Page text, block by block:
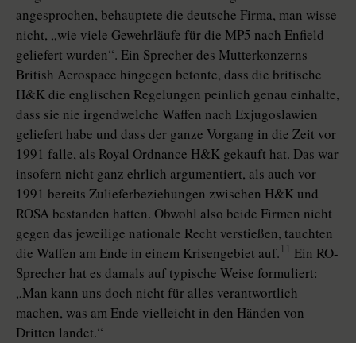
angesprochen, behauptete die deutsche Firma, man wisse
nicht, „wie viele Gewehrläufe für die MP5 nach Enfield
geliefert wurden“. Ein Sprecher des Mutterkonzerns
British Aerospace hingegen betonte, dass die britische
H&K die englischen Regelungen peinlich genau einhalte,
dass sie nie irgendwelche Waffen nach Exjugoslawien
geliefert habe und dass der ganze Vorgang in die Zeit vor
1991 falle, als Royal Ordnance H&K gekauft hat. Das war
insofern nicht ganz ehrlich argumentiert, als auch vor
1991 bereits Zulieferbeziehungen zwischen H&K und
ROSA bestanden hatten. Obwohl also beide Firmen nicht
gegen das jeweilige nationale Recht verstießen, tauchten
die Waffen am Ende in einem Krisengebiet auf. 11 Ein RO-
Sprecher hat es damals auf typische Weise formuliert:
„Man kann uns doch nicht für alles verantwortlich
machen, was am Ende vielleicht in den Händen von
Dritten landet.“